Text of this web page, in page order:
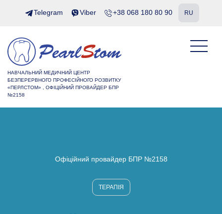
Telegram Viber +38 068 180 80 90 RU
НАВЧАЛЬНИЙ МЕДИЧНИЙ ЦЕНТР
БЕЗПЕРЕРВНОГО ПРОФЕСІЙНОГО РОЗВИТКУ
«ПЕРЛСТОМ» , ОФІЦІЙНИЙ ПРОВАЙДЕР БПР
№2158
Офіційний провайдер БПР №2158
ТЕРАПІЯ